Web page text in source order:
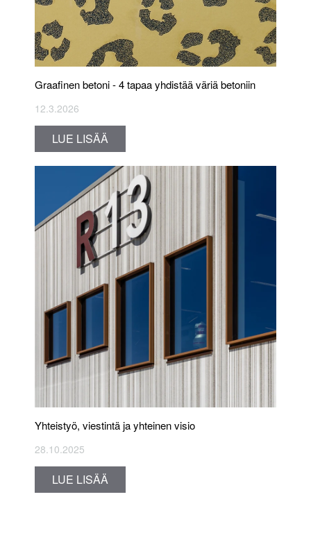
Graafinen betoni - 4 tapaa yhdistää väriä betoniin
12.3.2026
LUE LISÄÄ
Yhteistyö, viestintä ja yhteinen visio
28.10.2025
LUE LISÄÄ